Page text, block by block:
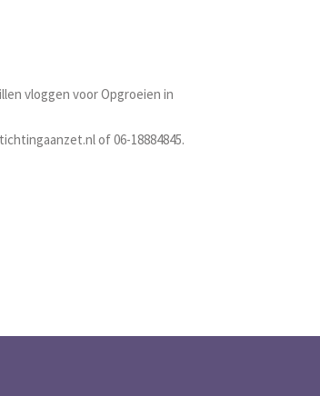
vloggen voor Opgroeien in
of 06-18884845.